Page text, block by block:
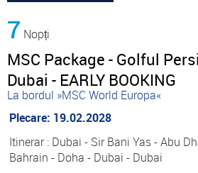
7 Nopți
MSC Package - Golful
Dubai - EARLY BOOKING
La bordul »MSC World Europa«
Plecare: 19.02.2028
Itinerar : Dubai - Sir Bani Yas - Abu
Bahrain - Doha - Dubai - Dubai